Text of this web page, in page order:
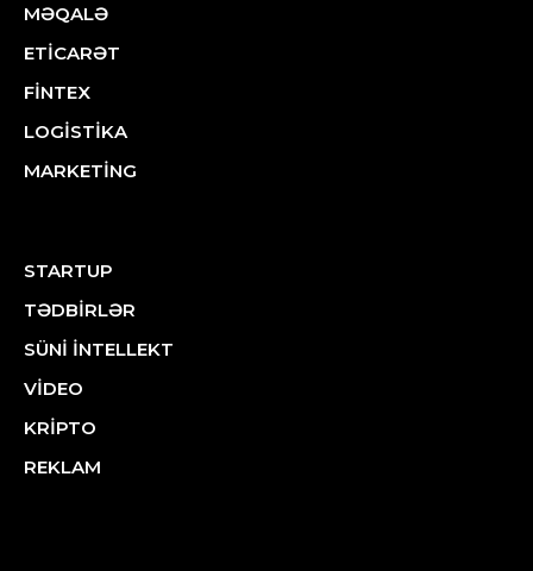
MƏQALƏ
ETİCARƏT
FİNTEX
LOGİSTİKA
MARKETİNG
STARTUP
TƏDBİRLƏR
SÜNİ İNTELLEKT
VİDEO
KRİPTO
REKLAM